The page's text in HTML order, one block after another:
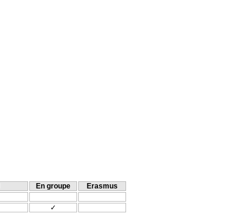
En groupe
Erasmus
✓